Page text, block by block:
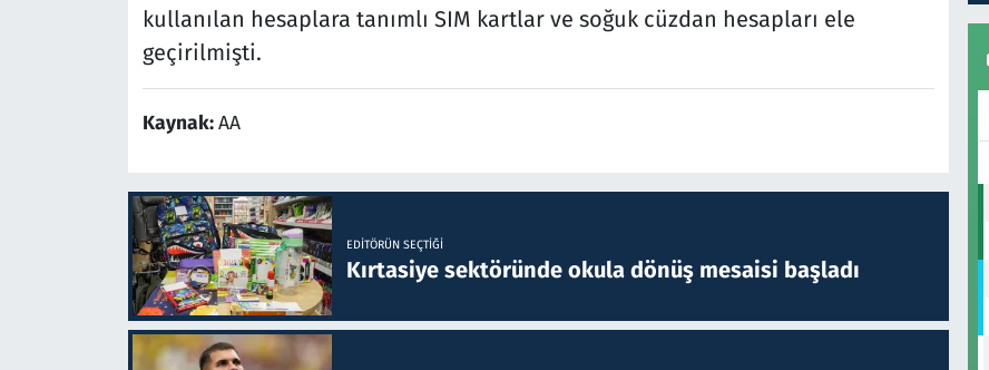
kullanılan hesaplara tanımlı SIM kartlar ve soğuk cüzdan hesapları ele
geçirilmişti.
Kaynak:AA
EDITÖRÜN SEÇTIĞI
Kırtasiye sektöründe okula dönüş mesaisi başladı